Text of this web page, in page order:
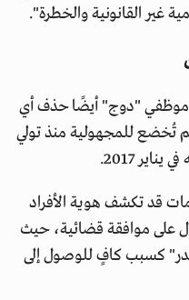
غير القانونية والخطرة".
موظفي "دوج" أيضًا حذف أي
تُخضع للمجهولية منذ تولي
2017.
قد تكشف هوية الأفراد
على موافقة قضائية، حيث
كسبب كافٍ للوصول إلى